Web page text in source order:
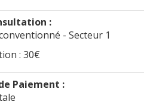
:
- Secteur 1
: 30€
Paiement :